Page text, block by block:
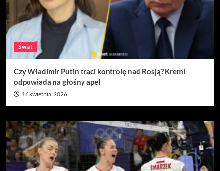
Świat
Czy Władimir Putin traci kontrolę nad Rosją? Kreml
odpowiada na głośny apel
16 kwietnia, 2026